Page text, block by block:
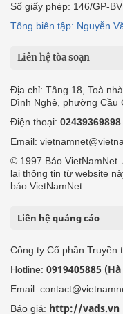
Số giấy phép: 146/GP-
Tổng biên tập: Nguyễn
Liên hệ tòa soạn
Địa chỉ: Tầng 18, Toà
Đình Nghệ, phường Cầu
Điện thoại: 02439369898
Email:
© 1997 Báo
lại thông tin từ website
báo VietNamNet.
Liên hệ quảng cáo
Công ty Cổ phần Truyền
Hotline: 0919405885
Email:
Báo giá: http://vads.vn